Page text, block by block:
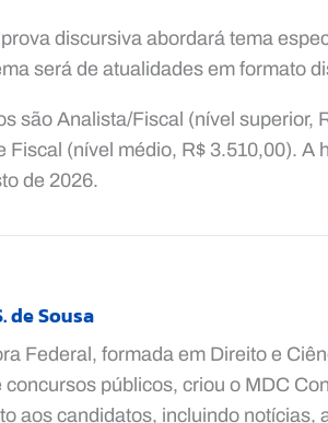
discursiva abordará tema
será de atualidades em formato
são Analista/Fiscal (nível superior,
Fiscal (nível médio, R$ 3.510,00). A
de 2026.
de Sousa
Federal, formada em Direito e
concursos públicos, criou o MDC
aos candidatos, incluindo notícias,